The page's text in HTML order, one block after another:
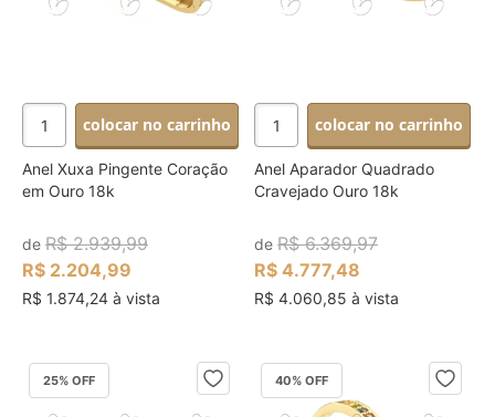
colocar no carrinho
Anel Xuxa Pingente Coração
em Ouro 18k
de R$ 2.939,99
R$ 2.204,99
R$ 1.874,24 à vista
colocar no carrinho
Anel Aparador Quadrado
Cravejado Ouro 18k
deR$ 6.369,97
R$ 4.777,48
R$ 4.060,85 à vista
25% OFF 40% OFF